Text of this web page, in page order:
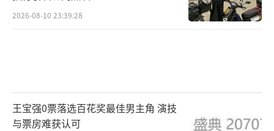
2026-08-10 23:39:28
王宝强0票落选百花奖最佳男主角 演技
与票房难获认可